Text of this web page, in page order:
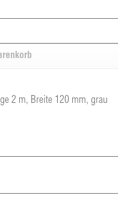
2 m, Breite 120 mm, grau